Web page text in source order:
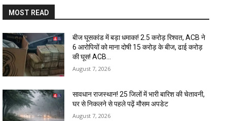
MOST READ
बीज घूसकांड में बड़ा धमाका! ₹2.5 करोड़ रिश्वत, ACB ने
6 आरोपियों को माना दोषी 15 करोड़ के बीज, ढाई करोड़
की घूस! ACB...
August 7, 2026
सावधान राजस्थान! 25 जिलों में भारी बारिश की चेतावनी,
घर से निकलने से पहले पढ़ें मौसम अपडेट
August 7, 2026